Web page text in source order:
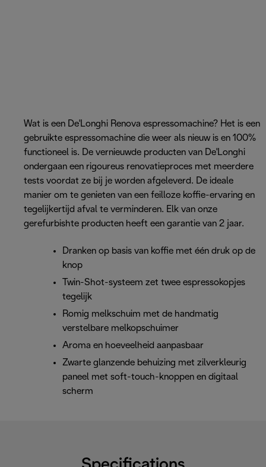
Wat is een De'Longhi Renova espressomachine? Het is een
gebruikte espressomachine die weer als nieuw is en 100%
functioneel is. De vernieuwde producten van De'Longhi
ondergaan een rigoureus renovatieproces met meerdere
tests voordat ze bij je worden afgeleverd. De ideale
manier om te genieten van een feilloze koffie-ervaring en
tegelijkertijd afval te verminderen. Elk van onze
gerefurbishte producten heeft een garantie van 2 jaar.
Dranken op basis van koffie met één druk op de
knop
Twin-Shot-systeem zet twee espressokopjes
tegelijk
Romig melkschuim met de handmatig
verstelbare melkopschuimer
Aroma en hoeveelheid aanpasbaar
Zwarte glanzende behuizing met zilverkleurig
paneel met soft-touch-knoppen en digitaal
scherm